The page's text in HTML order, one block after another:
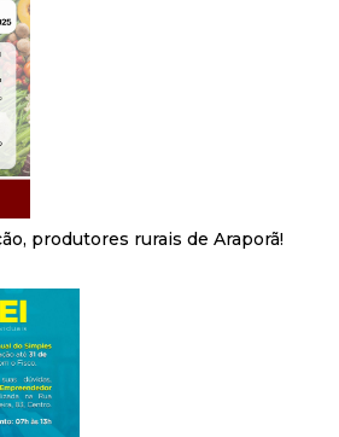
produtores rurais de Araporã!